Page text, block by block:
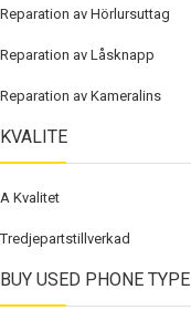
Reparation av Hörlursuttag
Reparation av Låsknapp
Reparation av Kameralins
KVALITE
A Kvalitet
Tredjepartstillverkad
BUY USED PHONE TYPE